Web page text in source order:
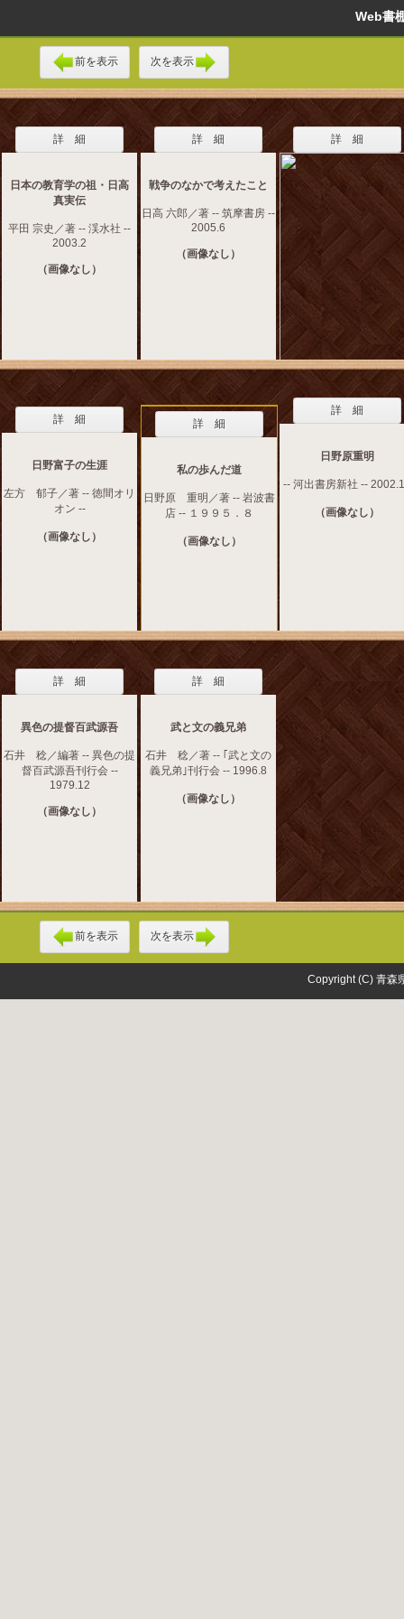
Web
前を表示 次を表示
詳 細
日本の教育学の祖・日高
真実伝
平田 宗史／著 -- 渓水社 --
2003.2
（画像なし）
詳 細
戦争のなかで考えたこと
日高 六郎／著 -- 筑摩書房 --
2005.6
（画像なし）
詳 細
詳 細
日野富子の生涯
左方 郁子／著 -- 徳間オリ
オン --
（画像なし）
詳 細
私の歩んだ道
日野原 重明／著 -- 岩波書
店 -- １９９５．８
（画像なし）
詳 細
日野原重明
-- 河出書房新社 --
（画像なし）
詳 細
異色の提督百武源吾
石井 稔／編著 -- 異色の提
督百武源吾刊行会 --
1979.12
（画像なし）
詳 細
武と文の義兄弟
石井 稔／著 -- ｢武と文の
義兄弟｣刊行会 -- 1996.8
（画像なし）
前を表示 次を表示
Copyright (C) 青森